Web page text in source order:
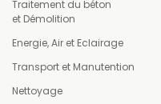
Traitement du béton
et Démolition
Energie, Air et Eclairage
Transport et Manutention
Nettoyage